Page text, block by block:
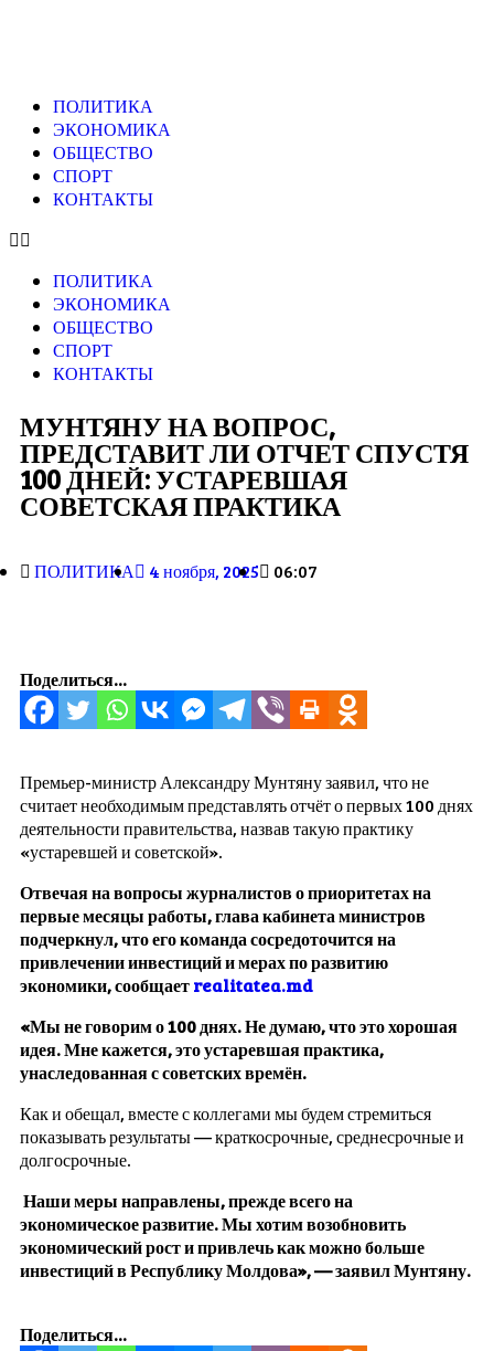
ПОЛИТИКА
ЭКОНОМИКА
ОБЩЕСТВО
СПОРТ
КОНТАКТЫ
ПОЛИТИКА
ЭКОНОМИКА
ОБЩЕСТВО
СПОРТ
КОНТАКТЫ
МУНТЯНУ НА ВОПРОС,
ПРЕДСТАВИТ ЛИ ОТЧЕТ СПУСТЯ
100 ДНЕЙ: УСТАРЕВШАЯ
СОВЕТСКАЯ ПРАКТИКА
ПОЛИТИКА 4 ноября, 2025 06:07
Поделиться...
Премьер-министр Александру Мунтяну заявил, что не
считает необходимым представлять отчёт о первых 100 днях
деятельности правительства, назвав такую практику
«устаревшей и советской».
Отвечая на вопросы журналистов о приоритетах на
первые месяцы работы, глава кабинета министров
подчеркнул, что его команда сосредоточится на
привлечении инвестиций и мерах по развитию
экономики, сообщаетrealitatea.md
«Мы не говорим о 100 днях. Не думаю, что это хорошая
идея. Мне кажется, это устаревшая практика,
унаследованная с советских времён.
Как и обещал, вместе с коллегами мы будем стремиться
показывать результаты — краткосрочные, среднесрочные и
долгосрочные.
Наши меры направлены, прежде всего на
экономическое развитие. Мы хотим возобновить
экономический рост и привлечь как можно больше
инвестиций в Республику Молдова», — заявил Мунтяну.
Поделиться...